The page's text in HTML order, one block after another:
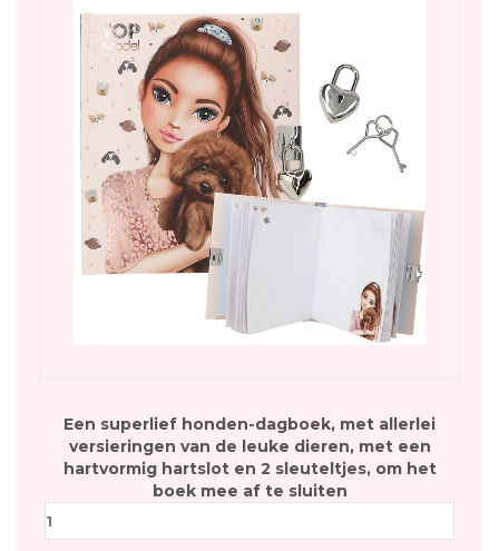
Een superlief honden-dagboek, met allerlei
versieringen van de leuke dieren, met een
hartvormig hartslot en 2 sleuteltjes, om het
boek mee af te sluiten